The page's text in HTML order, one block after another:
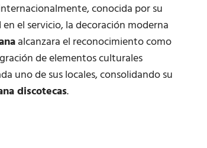
conocida por su
el servicio, la decoración moderna
alcanzara el reconocimiento como
de elementos culturales
uno de sus locales, consolidando su
discotecas.